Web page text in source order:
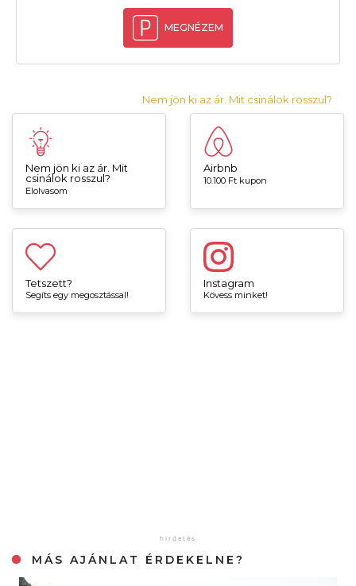
MEGNÉZEM
Nem jön ki az ár. Mit csinálok rosszul?
Nem jön ki az ár. Mit
csinálok rosszul?
Elolvasom
Airbnb
10.100 Ft kupon
Tetszett?
Segíts egy megosztással!
Instagram
Kövess minket!
MÁS AJÁNLAT ÉRDEKELNE?